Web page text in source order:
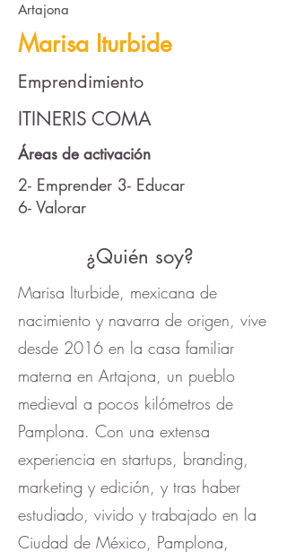
Artajona
Marisa Iturbide
Emprendimiento
ITINERIS COMA
Áreas de activación
2- Emprender 3- Educar
6- Valorar
¿Quién soy?
Marisa Iturbide, mexicana de
nacimiento y navarra de origen, vive
desde 2016 en la casa familiar
materna en Artajona, un pueblo
medieval a pocos kilómetros de
Pamplona. Con una extensa
experiencia en startups, branding,
marketing y edición, y tras haber
estudiado, vivido y trabajado en la
Ciudad de México, Pamplona,